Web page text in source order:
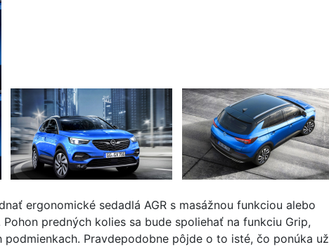
ergonomické sedadlá AGR s masážnou funkciou alebo
predných kolies sa bude spoliehať na funkciu Grip,
Pravdepodobne pôjde o to isté, čo ponúka už